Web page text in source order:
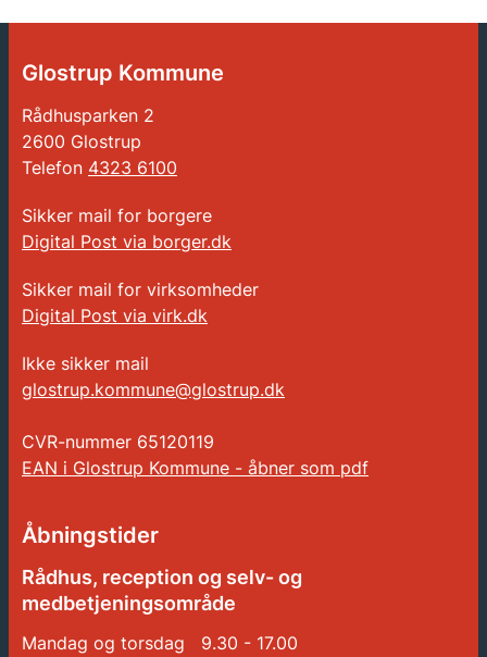
Glostrup Kommune
Rådhusparken 2
2600 Glostrup
Telefon 4323 6100
Sikker mail for borgere
Digital Post via borger.dk
Sikker mail for virksomheder
Digital Post via virk.dk
Ikke sikker mail
glostrup.kommune@glostrup.dk
CVR-nummer 65120119
EAN i Glostrup Kommune - åbner som pdf
Åbningstider
Rådhus, reception og selv- og
medbetjeningsområde
Mandag og torsdag 9.30 - 17.00